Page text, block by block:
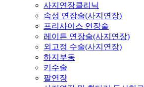
사지연장클리닉
속성 연장술(사지연장)
프리사이스 연장술
레이튼 연장술(사지연장)
외고정 수술(사지연장)
하지부동
키수술
팔연장